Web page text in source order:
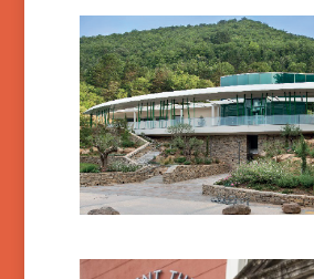
Avène-les-Thermes